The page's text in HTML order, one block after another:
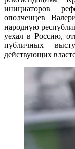
инициаторов
ополченцев
народную
уехал в Россию,
публичных
действующих